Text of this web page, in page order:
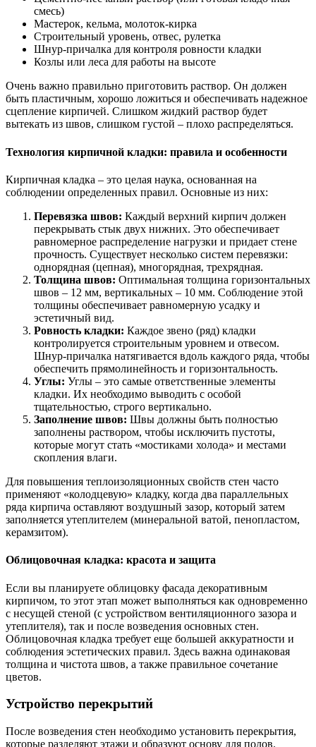
смесь)
Мастерок, кельма, молоток-кирка
Строительный уровень, отвес, рулетка
Шнур-причалка для контроля ровности кладки
Козлы или леса для работы на высоте
Очень важно правильно приготовить раствор. Он должен
быть пластичным, хорошо ложиться и обеспечивать надежное
сцепление кирпичей. Слишком жидкий раствор будет
вытекать из швов, слишком густой – плохо распределяться.
Технология кирпичной кладки: правила и особенности
Кирпичная кладка – это целая наука, основанная на
соблюдении определенных правил. Основные из них:
Перевязка швов: Каждый верхний кирпич должен
перекрывать стык двух нижних. Это обеспечивает
равномерное распределение нагрузки и придает стене
прочность. Существует несколько систем перевязки:
однорядная (цепная), многорядная, трехрядная.
Толщина швов: Оптимальная толщина горизонтальных
швов – 12 мм, вертикальных – 10 мм. Соблюдение этой
толщины обеспечивает равномерную усадку и
эстетичный вид.
Ровность кладки: Каждое звено (ряд) кладки
контролируется строительным уровнем и отвесом.
Шнур-причалка натягивается вдоль каждого ряда, чтобы
обеспечить прямолинейность и горизонтальность.
Углы: Углы – это самые ответственные элементы
кладки. Их необходимо выводить с особой
тщательностью, строго вертикально.
Заполнение швов: Швы должны быть полностью
заполнены раствором, чтобы исключить пустоты,
которые могут стать «мостиками холода» и местами
скопления влаги.
Для повышения теплоизоляционных свойств стен часто
применяют «колодцевую» кладку, когда два параллельных
ряда кирпича оставляют воздушный зазор, который затем
заполняется утеплителем (минеральной ватой, пенопластом,
керамзитом).
Облицовочная кладка: красота и защита
Если вы планируете облицовку фасада декоративным
кирпичом, то этот этап может выполняться как одновременно
с несущей стеной (с устройством вентиляционного зазора и
утеплителя), так и после возведения основных стен.
Облицовочная кладка требует еще большей аккуратности и
соблюдения эстетических правил. Здесь важна одинаковая
толщина и чистота швов, а также правильное сочетание
цветов.
Устройство перекрытий
После возведения стен необходимо установить перекрытия,
которые разделяют этажи и образуют основу для полов.